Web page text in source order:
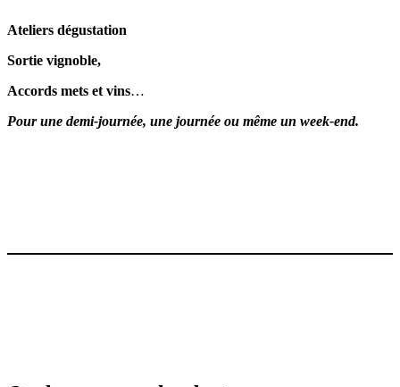
Ateliers dégustation
Sortie vignoble,
Accords mets et vins…
Pour une demi-journée, une journée ou même un week-end.